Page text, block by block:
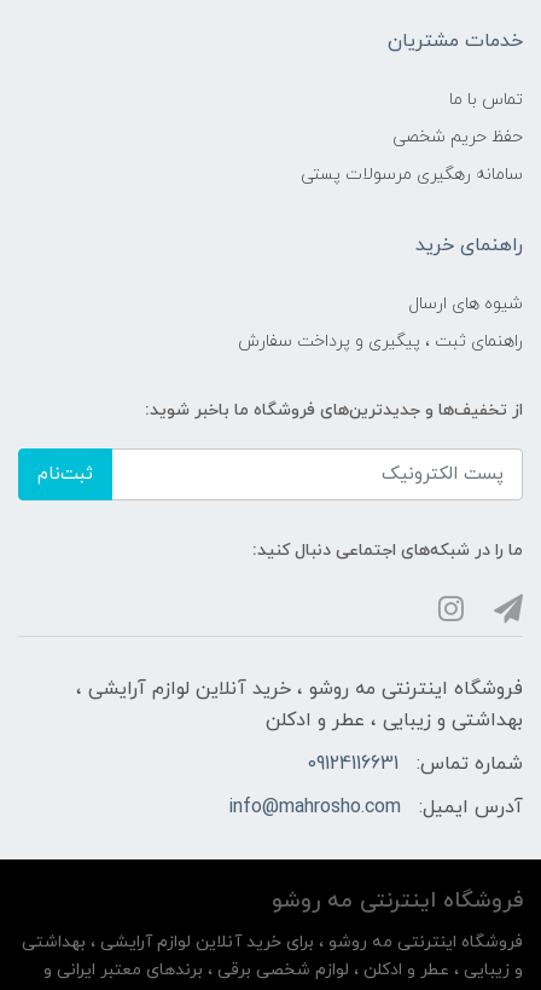
خدمات مشتریان
تماس با ما
حفظ حریم شخصی
سامانه رهگیری مرسولات پستی
راهنمای خرید
شیوه های ارسال
راهنمای ثبت ، پیگیری و پرداخت سفارش
از تخفیف‌ها و جدیدترین‌های فروشگاه ما باخبر شوید:
ثبت‌نام
ما را در شبکه‌های اجتماعی دنبال کنید:
فروشگاه اینترنتی مه‌ رو‌شو ، خرید آنلاین لوازم آرایشی ،
بهداشتی و زیبایی ، عطر و ادکلن
شماره تماس:
09124116631
آدرس ایمیل:
info@mahrosho.com
فروشگاه اینترنتی مه‌ رو‌شو
فروشگاه اینترنتی مه‌ رو‌شو ، برای خرید آنلاین لوازم آرایشی ، بهداشتی
و زیبایی ، عطر و ادکلن ، لوازم شخصی برقی ، برندهای معتبر ایرانی و